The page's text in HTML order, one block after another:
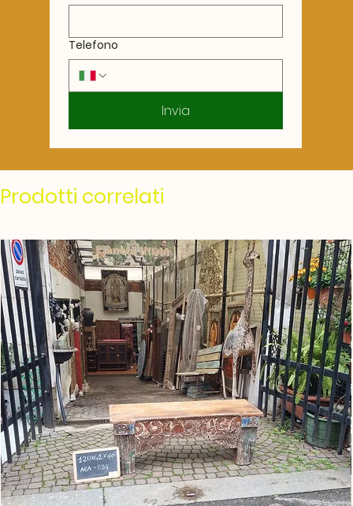
Telefono
Invia
Prodotti correlati